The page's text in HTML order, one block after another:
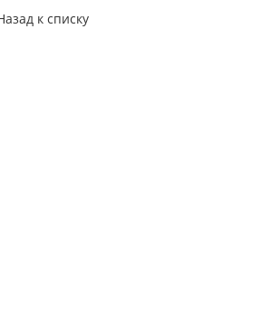
к списку